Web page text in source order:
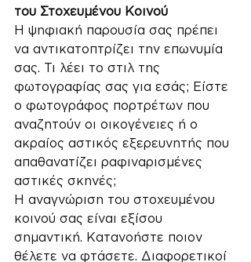
του Στοχευμένου Κοινού
Η ψηφιακή παρουσία σας πρέπει
να αντικατοπτρίζει την επωνυμία
σας. Τι λέει το στιλ της
φωτογραφίας σας για εσάς; Είστε
ο φωτογράφος πορτρέτων που
αναζητούν οι οικογένειες ή ο
ακραίος αστικός εξερευνητής που
απαθανατίζει ραφιναρισμένες
αστικές σκηνές;
Η αναγνώριση του στοχευμένου
κοινού σας είναι εξίσου
σημαντική. Κατανοήστε ποιον
θέλετε να φτάσετε. Διαφορετικοί